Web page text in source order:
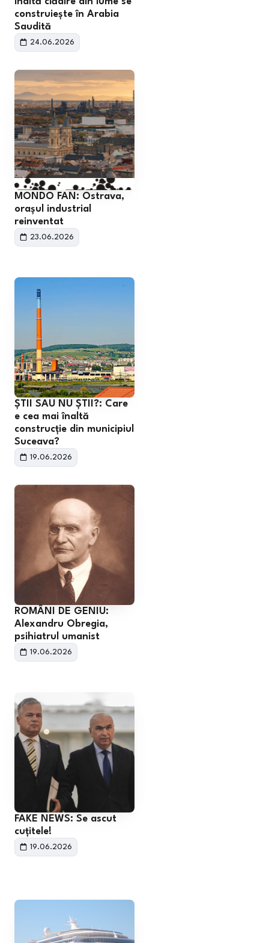
construiește în Arabia
Saudită
24.06.2026
MONDO FAN: Ostrava,
orașul industrial
reinventat
23.06.2026
ȘTII SAU NU ȘTII?: Care
e cea mai înaltă
construcție din municipiul
Suceava?
19.06.2026
ROMÂNI DE GENIU:
Alexandru Obregia,
psihiatrul umanist
19.06.2026
FAKE NEWS: Se ascut
cuțitele!
19.06.2026